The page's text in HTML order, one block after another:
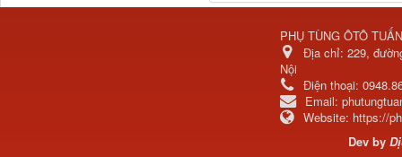
PHỤ TÙNG ÔTÔ
Địa chỉ: 229,
Nội
Điện thoại:
Email:
Website: https://
Dev by